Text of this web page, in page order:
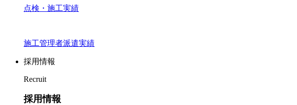
点検・施工実績
施工管理者派遣実績
採用情報
Recruit
採用情報